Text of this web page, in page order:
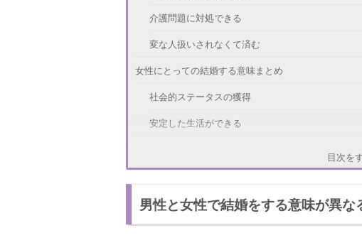
介護問題に対処できる
変な人扱いされなくて済む
女性にとっての結婚する意味まとめ
社会的ステータスの獲得
安定した生活ができる
まだあった！男性にとっての結婚する意味
目次を
男性と女性で結婚をする意味が異な